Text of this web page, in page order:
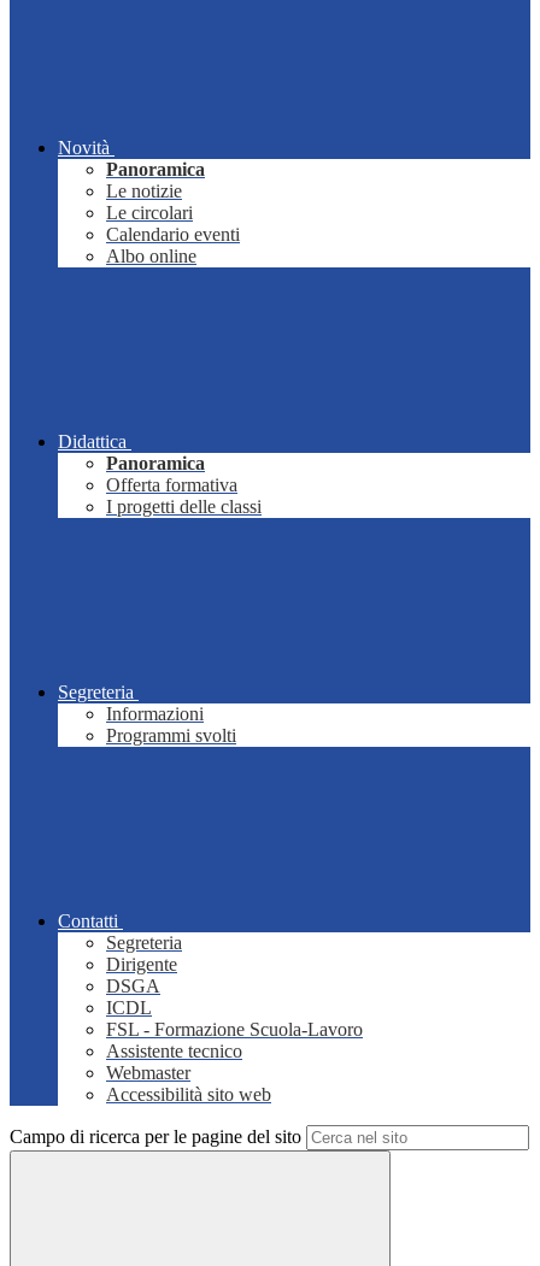
Novità
Panoramica
Le notizie
Le circolari
Calendario eventi
Albo online
Didattica
Panoramica
Offerta formativa
I progetti delle classi
Segreteria
Informazioni
Programmi svolti
Contatti
Segreteria
Dirigente
DSGA
ICDL
FSL - Formazione Scuola-Lavoro
Assistente tecnico
Webmaster
Accessibilità sito web
Campo di ricerca per le pagine del sito